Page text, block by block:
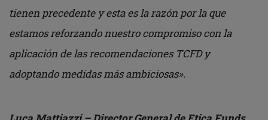
tienen precedente y esta es la razón por la que
estamos reforzando nuestro compromiso con la
aplicación de las recomendaciones TCFD y
adoptando medidas más ambiciosas».